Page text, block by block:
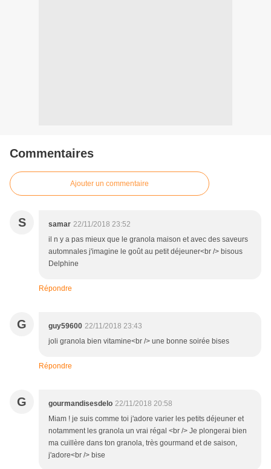
Commentaires
Ajouter un commentaire
S samar 22/11/2018 23:52
il n y a pas mieux que le granola maison et avec des saveurs
automnales j'imagine le goût au petit déjeuner<br /> bisous
Delphine
Répondre
G guy59600 22/11/2018 23:43
joli granola bien vitamine<br /> une bonne soirée bises
Répondre
G gourmandisesdelo 22/11/2018 20:58
Miam ! je suis comme toi j'adore varier les petits déjeuner et
notamment les granola un vrai régal <br /> Je plongerai bien
ma cuillère dans ton granola, très gourmand et de saison,
j'adore<br /> bise